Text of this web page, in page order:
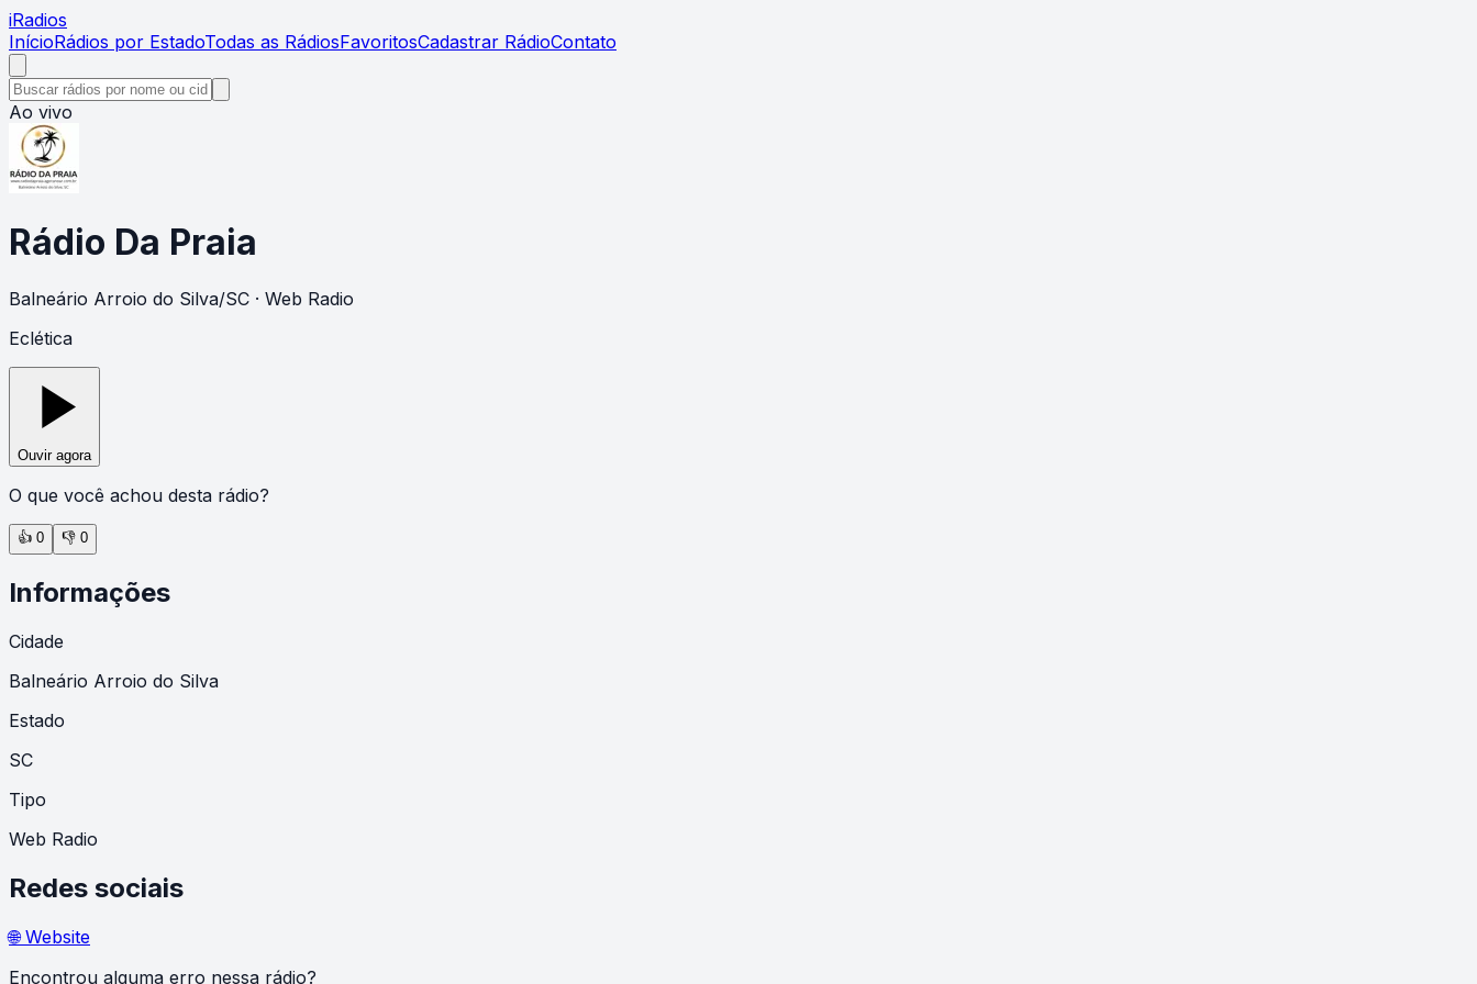
iRadios
InícioRádios por EstadoTodas as RádiosFavoritosCadastrar RádioContato
Ao vivo
Rádio Da Praia
Balneário Arroio do Silva/SC · Web Radio
Eclética
Ouvir agora
O que você achou desta rádio?
👍 0 👎 0
Informações
Cidade
Balneário Arroio do Silva
Estado
SC
Tipo
Web Radio
Redes sociais
🌐 Website
Encontrou alguma erro nessa rádio?